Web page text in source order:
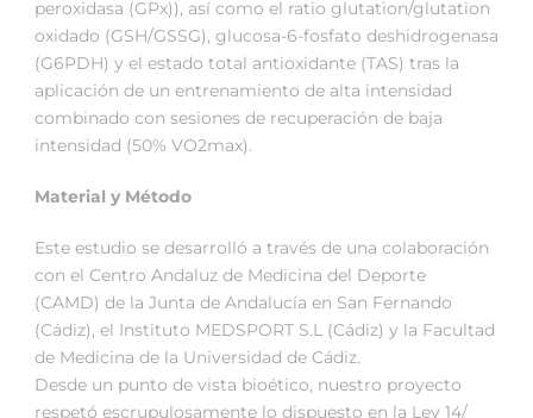
peroxidasa (GPx)), así como el ratio glutation/glutation
oxidado (GSH/GSSG), glucosa-6-fosfato deshidrogenasa
(G6PDH) y el estado total antioxidante (TAS) tras la
aplicación de un entrenamiento de alta intensidad
combinado con sesiones de recuperación de baja
intensidad (50% VO2max).
Material y Método
Este estudio se desarrolló a través de una colaboración
con el Centro Andaluz de Medicina del Deporte
(CAMD) de la Junta de Andalucía en San Fernando
(Cádiz), el Instituto MEDSPORT S.L (Cádiz) y la Facultad
de Medicina de la Universidad de Cádiz.
Desde un punto de vista bioético, nuestro proyecto
respetó escrupulosamente lo dispuesto en la Ley 14/